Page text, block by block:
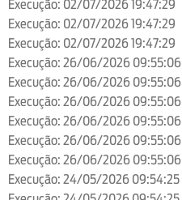
Execução: 02/07/2026 19:47:29
Execução: 02/07/2026 19:47:29
Execução: 02/07/2026 19:47:29
Execução: 26/06/2026 09:55:06
Execução: 26/06/2026 09:55:06
Execução: 26/06/2026 09:55:06
Execução: 26/06/2026 09:55:06
Execução: 26/06/2026 09:55:06
Execução: 26/06/2026 09:55:06
Execução: 24/05/2026 09:54:25